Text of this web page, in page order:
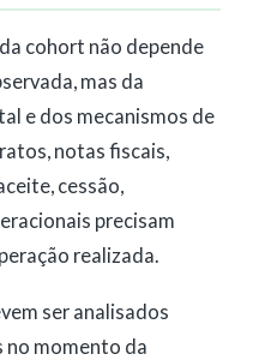
cohort não depende
mas da
e dos mecanismos de
notas fiscais,
cessão,
precisam
realizada.
ser analisados
no momento da